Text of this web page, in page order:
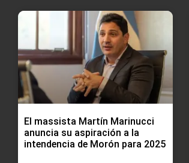
El massista Martín Marinucci
anuncia su aspiración a la
intendencia de Morón para 2025